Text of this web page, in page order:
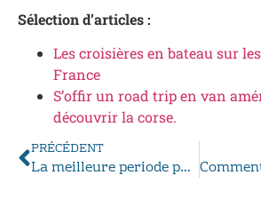
Sélection d’articles :
Les croisières en bateau sur
France
S’offir un road trip en van
découvrir la corse.
PRÉCÉDENT
La meilleure periode pour partir en Thailande : guide pratique